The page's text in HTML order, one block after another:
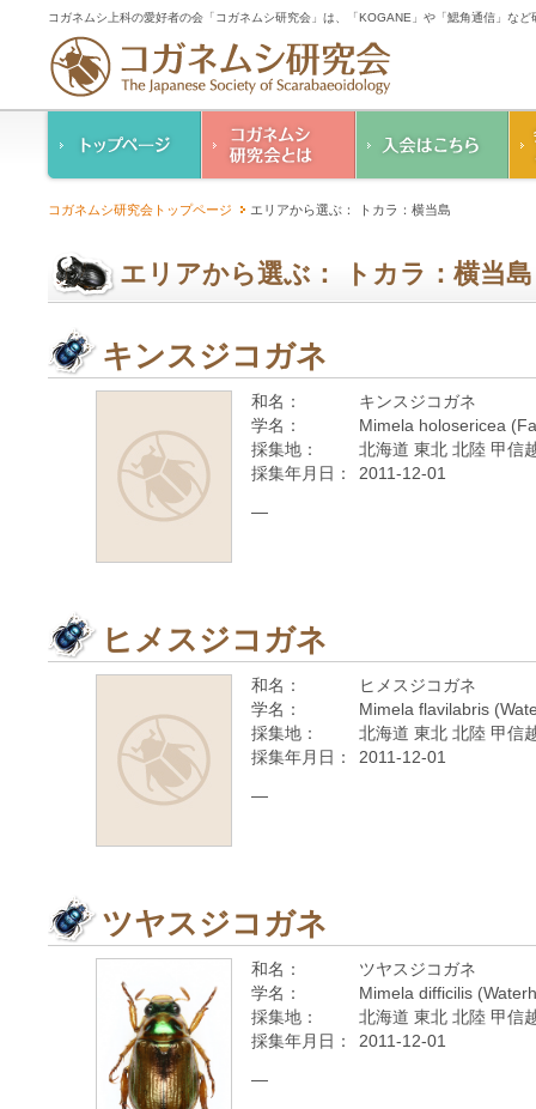
コガネムシ上科の愛好者の会「コガネムシ研究会」は、「KOGANE」や「鰓角通信」な
ご案内
幹事紹介
人情報保護要領
コガネムシ研究会トップページ エリアから選ぶ： トカラ：横当島
エリアから選ぶ： トカラ：横当島
キンスジコガネ
和名：
キンスジコガネ
学名：
Mimela holosericea
採集地：
北海道 東北 北陸 甲信
採集年月日：
2011-12-01
—
ヒメスジコガネ
和名：
ヒメスジコガネ
学名：
Mimela flavilabris
採集地：
北海道 東北 北陸 甲信
採集年月日：
2011-12-01
—
ツヤスジコガネ
和名：
ツヤスジコガネ
学名：
Mimela difficilis
採集地：
北海道 東北 北陸 甲信
採集年月日：
2011-12-01
—